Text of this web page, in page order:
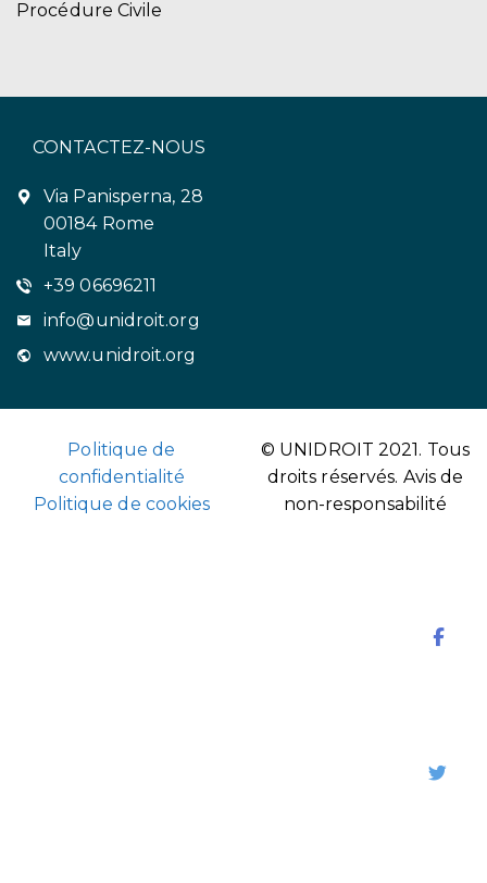
Procédure Civile
CONTACTEZ-NOUS
Via Panisperna, 28
00184 Rome
Italy
+39 06696211
info@unidroit.org
www.unidroit.org
Politique de
confidentialité
Politique de cookies
© UNIDROIT 2021. Tous
droits réservés. Avis de
non-responsabilité